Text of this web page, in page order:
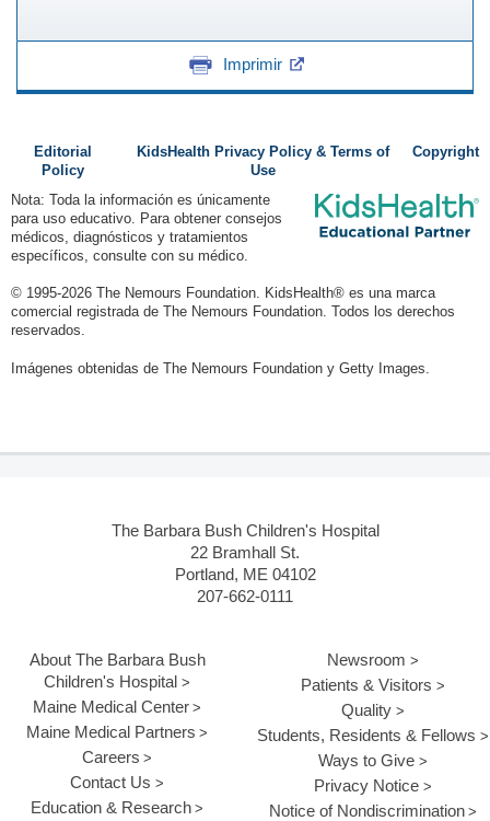
Imprimir
Editorial
Policy
KidsHealth Privacy Policy & Terms of
Use
Copyright
Nota: Toda la información es únicamente
para uso educativo. Para obtener consejos
médicos, diagnósticos y tratamientos
específicos, consulte con su médico.
© 1995-2026 The Nemours Foundation. KidsHealth® es una marca
comercial registrada de The Nemours Foundation. Todos los derechos
reservados.
Imágenes obtenidas de The Nemours Foundation y Getty Images.
The Barbara Bush Children's Hospital
22 Bramhall St.
Portland, ME 04102
207-662-0111
About The Barbara Bush
Children's Hospital
Maine Medical Center
Maine Medical Partners
Careers
Contact Us
Education & Research
Newsroom
Patients & Visitors
Quality
Students, Residents & Fellows
Ways to Give
Privacy Notice
Notice of Nondiscrimination